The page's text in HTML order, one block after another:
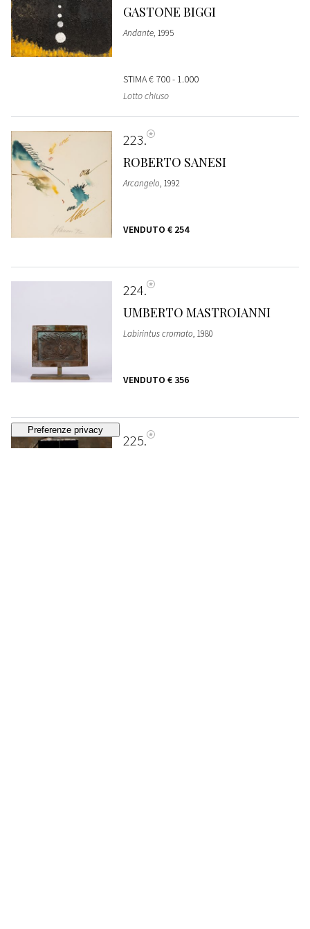
GASTONE BIGGI
Andante, 1995
STIMA€ 700 - 1.000
Lotto chiuso
223
ROBERTO SANESI
Arcangelo, 1992
VENDUTO € 254
224
UMBERTO MASTROIANNI
Labirintus cromato, 1980
VENDUTO € 356
225